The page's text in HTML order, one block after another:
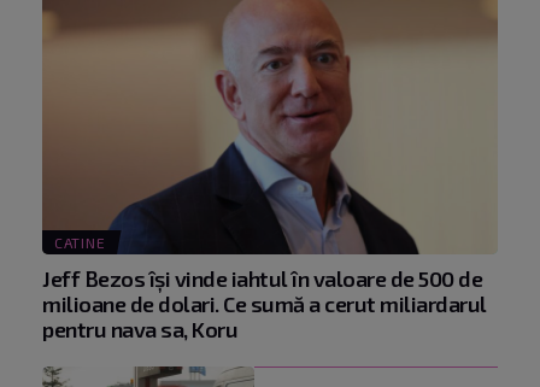
CATINE
Jeff Bezos își vinde iahtul în valoare de 500 de
milioane de dolari. Ce sumă a cerut miliardarul
pentru nava sa, Koru